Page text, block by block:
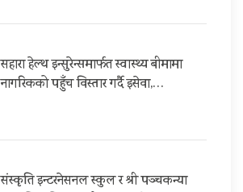
सहारा हेल्थ इन्सुरेन्समार्फत स्वास्थ्य बीमामा
नागरिकको पहुँच विस्तार गर्दै इसेवा,…
संस्कृति इन्टरनेसनल स्कुल र श्री पञ्चकन्या